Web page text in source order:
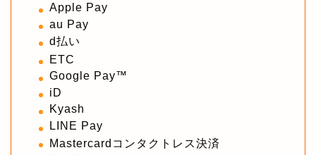
Apple Pay
au Pay
d払い
ETC
Google Pay™
iD
Kyash
LINE Pay
Mastercardコンタクトレス決済